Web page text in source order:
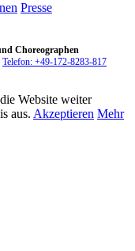
Presse
Choreographen
Telefon: +49-172-8283-817
Website weiter
aus. Akzeptieren Mehr